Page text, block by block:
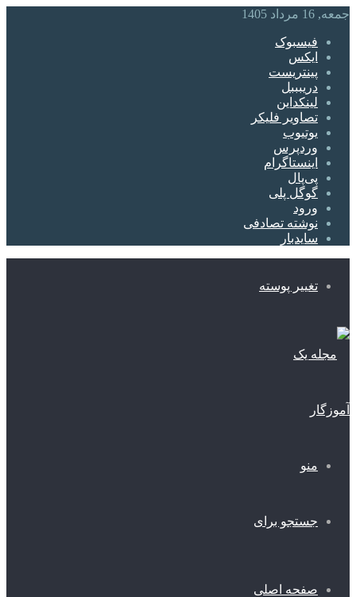
جمعه, 16 مرداد 1405
فیسبوک
ایکس
پینتریست
دریبببل
لینکداین
تصاویر فلیکر
یوتیوب
وردپرس
اینستاگرام
پی‌پال
گوگل پلی
ورود
نوشته تصادفی
سایدبار
تغییر پوسته
منو
جستجو برای
صفحه اصلی